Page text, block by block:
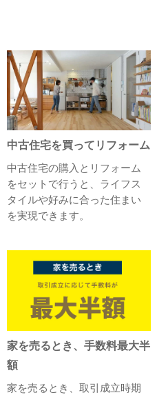
中古住宅を買ってリフォーム
中古住宅の購入とリフォーム
をセットで行うと、ライフス
タイルや好みに合った住まい
を実現できます。
家を売るとき、手数料最大半
額
家を売るとき、取引成立時期